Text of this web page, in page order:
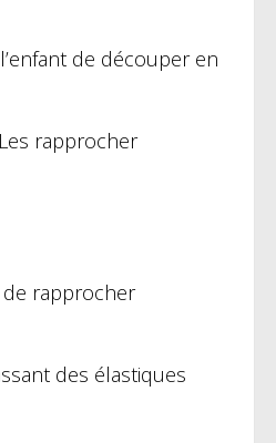
de découper en
rapprocher
de rapprocher
des élastiques